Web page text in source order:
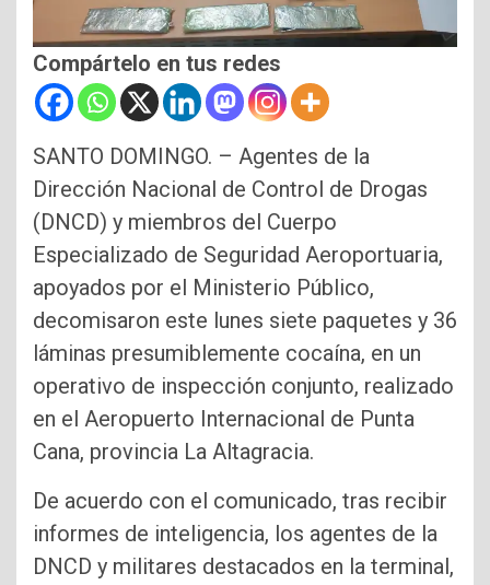
Compártelo en tus redes
SANTO DOMINGO. – Agentes de la
Dirección Nacional de Control de Drogas
(DNCD) y miembros del Cuerpo
Especializado de Seguridad Aeroportuaria,
apoyados por el Ministerio Público,
decomisaron este lunes siete paquetes y 36
láminas presumiblemente cocaína, en un
operativo de inspección conjunto, realizado
en el Aeropuerto Internacional de Punta
Cana, provincia La Altagracia.
De acuerdo con el comunicado, tras recibir
informes de inteligencia, los agentes de la
DNCD y militares destacados en la terminal,